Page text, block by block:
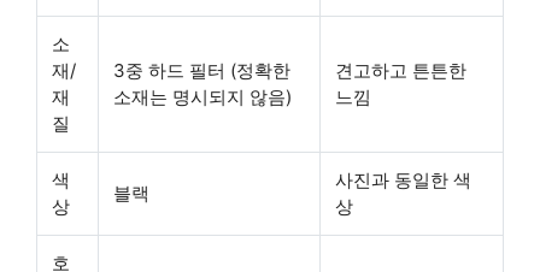
소
재/
재
질
3중 하드 필터 (정확한
소재는 명시되지 않음)
견고하고 튼튼한
느낌
색
상
블랙
사진과 동일한 색
상
호